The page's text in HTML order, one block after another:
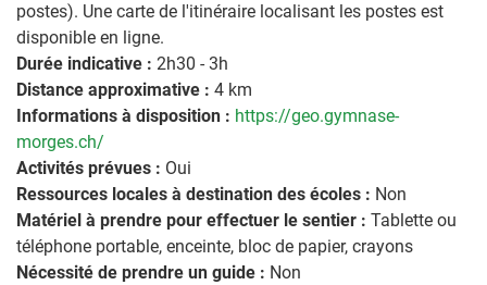
postes). Une carte de l'itinéraire localisant les postes est
disponible en ligne.
Durée indicative : 2h30 - 3h
Distance approximative : 4 km
Informations à disposition : https://geo.gymnase-
morges.ch/
Activités prévues : Oui
Ressources locales à destination des écoles : Non
Matériel à prendre pour effectuer le sentier : Tablette ou
téléphone portable, enceinte, bloc de papier, crayons
Nécessité de prendre un guide : Non